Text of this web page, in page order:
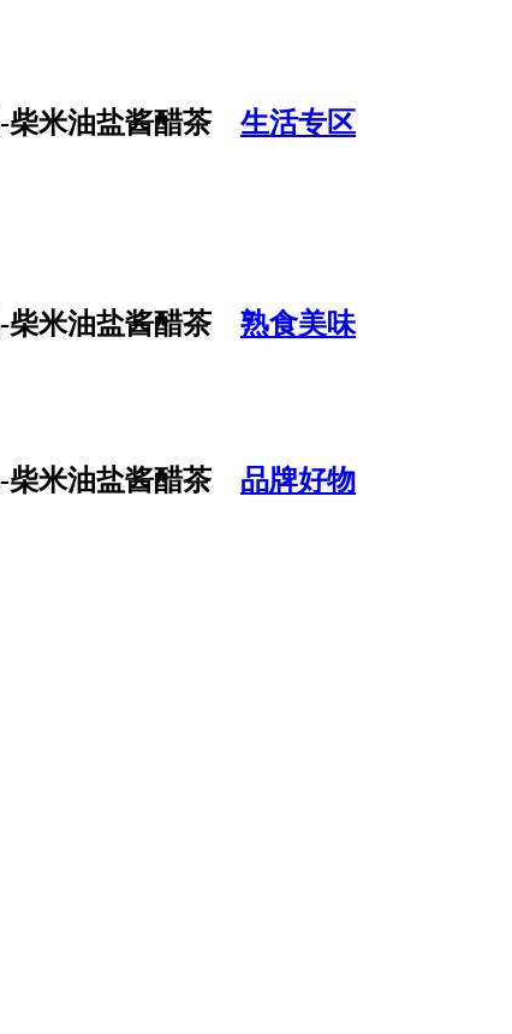
生活专区
熟食美味
品牌好物